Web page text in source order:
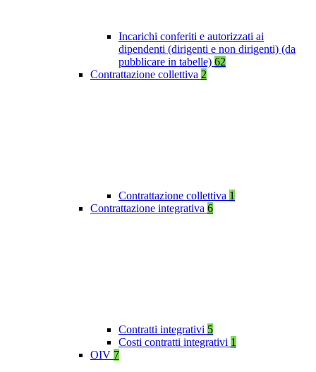
Incarichi conferiti e autorizzati ai
dipendenti (dirigenti e non dirigenti) (da
pubblicare in tabelle) 62
Contrattazione collettiva 2
Contrattazione collettiva 1
Contrattazione integrativa 6
Contratti integrativi 5
Costi contratti integrativi 1
OIV 7